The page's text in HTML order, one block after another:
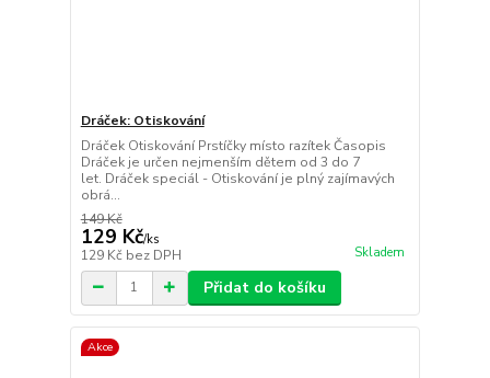
Dráček: Otiskování
Dráček Otiskování Prstíčky místo razítek Časopis
Dráček je určen nejmenším dětem od 3 do 7
let. Dráček speciál - Otiskování je plný zajímavých
obrá...
149 Kč
129 Kč/ks
129 Kč bez DPH Skladem
Přidat do košíku
Akce